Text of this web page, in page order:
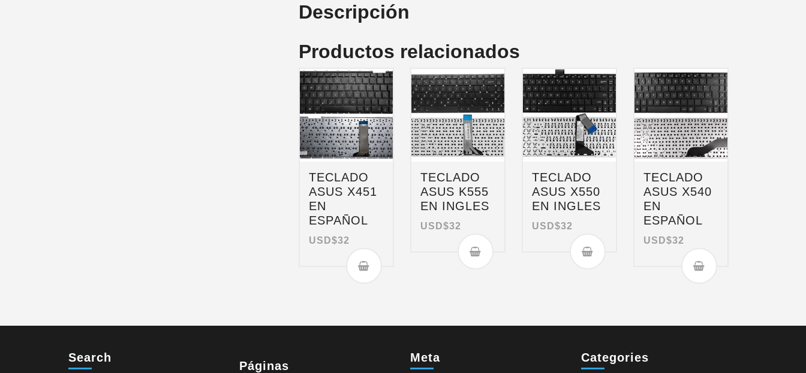
Descripción
Productos relacionados
TECLADO
ASUS X451
EN
ESPAÑOL
USD$32
TECLADO
ASUS K555
EN INGLES
USD$32
TECLADO
ASUS X550
EN INGLES
USD$32
TECLADO
ASUS X540
EN
ESPAÑOL
USD$32
Search
Páginas
Meta Categories